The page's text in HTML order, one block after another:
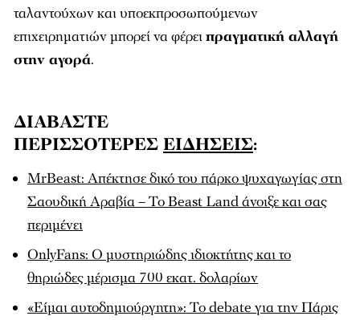
ταλαντούχων και υποεκπροσωπούμενων
επιχειρηματιών μπορεί να φέρειπραγματική αλλαγή
στην αγορά.
ΔΙΑΒΑΣΤΕ
ΠΕΡΙΣΣΟΤΕΡΕΣ ΕΙΔΗΣΕΙΣ:
MrBeast: Απέκτησε δικό του πάρκο ψυχαγωγίας στη
Σαουδική Αραβία – Το Beast Land άνοιξε και σας
περιμένει
OnlyFans: O μυστηριώδης ιδιοκτήτης και το
θηριώδες μέρισμα 700 εκατ. δολαρίων
«Είμαι αυτοδημιούργητη»: Το debate για την Πάρις